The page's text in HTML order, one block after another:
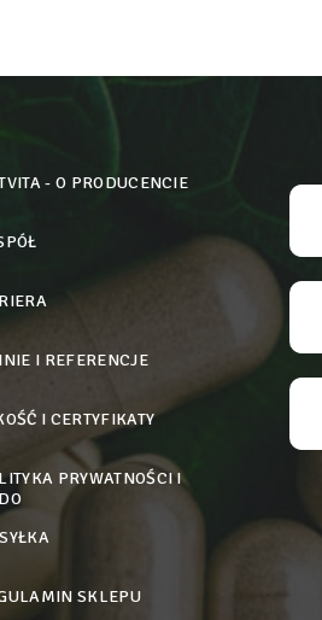
- O PRODUCENCIE
I REFERENCJE
I CERTYFIKATY
PRYWATNOŚCI I
SKLEPU